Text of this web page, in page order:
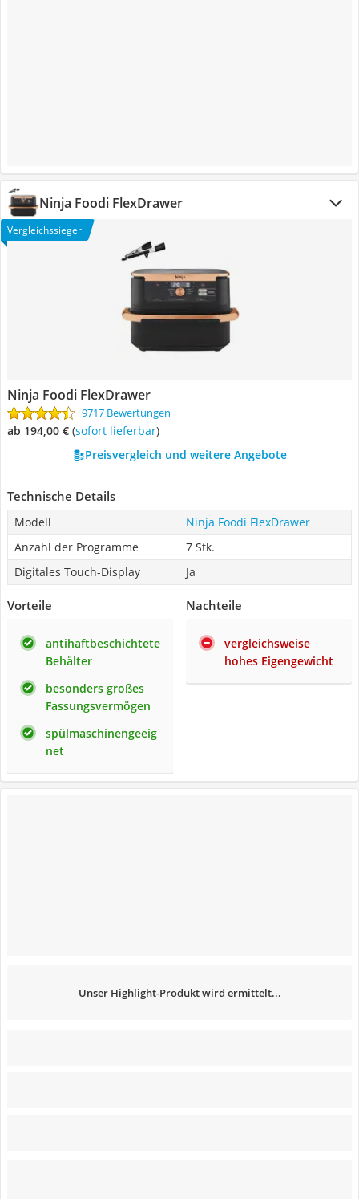
Ninja Foodi FlexDrawer
Vergleichssieger
Ninja Foodi FlexDrawer
9717 Bewertungen
ab 194,00 € ( Sofort lieferbar)
Preisvergleich und weitere Angebote
Technische Details
Modell
Ninja Foodi FlexDrawer
Anzahl der Programme
7 Stk.
Digitales Touch-Display
Ja
Vorteile
antihaftbeschichtete
Behälter
besonders großes
Fassungsvermögen
spülmaschinengeeig
net
Nachteile
vergleichsweise
hohes Eigengewicht
Unser Highlight-Produkt wird ermittelt...